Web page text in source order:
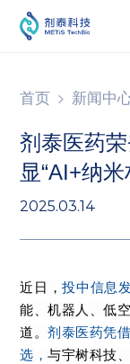
首页 新闻中
剂泰医药荣
显“AI+纳
2025.03.14
近日，投中信息
能、机器人、低
道。剂泰医药凭
选，与宇树科技